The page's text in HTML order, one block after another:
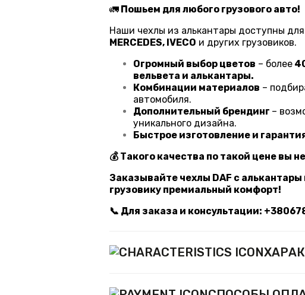
🚛 Пошьем для любого грузового авто!
Наши чехлы из алькантары доступны для
MERCEDES, IVECO и других грузовиков.
Огромный выбор цветов – более
вельвета и алькантары.
Комбинации материалов –
автомобиля.
Дополнительный брендинг –
уникального дизайна.
Быстрое изготовление и
💰 Такого качества по такой цене вы
Заказывайте чехлы DAF с
грузовику премиальный комфорт!
📞 Для заказа и консультации: